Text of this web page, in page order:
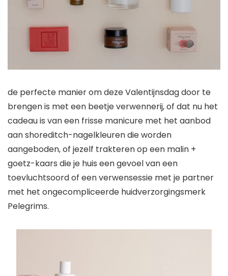
de perfecte manier om deze Valentijnsdag door te
brengen is met een beetje verwennerij, of dat nu het
cadeau is van een frisse manicure met het aanbod
aan shoreditch-nagelkleuren die worden
aangeboden, of jezelf trakteren op een malin +
goetz-kaars die je huis een gevoel van een
toevluchtsoord of een verwensessie met je partner
met het ongecompliceerde huidverzorgingsmerk
Pelegrims.